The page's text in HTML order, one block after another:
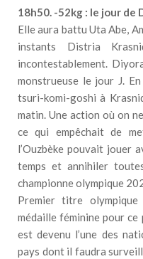
18h50. -52kg : le jour de
Elle aura battu Uta Abe,
instants Distria
incontestablement.
monstrueuse le jour J.
tsuri-komi-goshi à
matin. Une action où on
ce qui empêchait de
l’Ouzbèke pouvait jouer
temps et annihiler
championne olympique
Premier titre
médaille féminine pour ce
est devenu l’une des
pays dont il faudra